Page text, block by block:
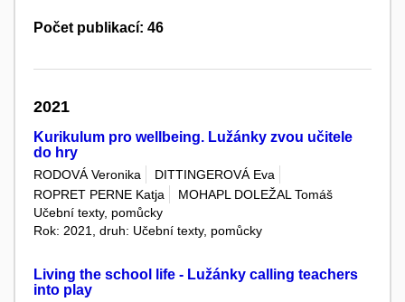
Počet publikací: 46
2021
Kurikulum pro wellbeing. Lužánky zvou učitele
do hry
RODOVÁ Veronika
DITTINGEROVÁ Eva
ROPRET PERNE Katja
MOHAPL DOLEŽAL Tomáš
Učební texty, pomůcky
Rok: 2021, druh: Učební texty, pomůcky
Living the school life - Lužánky calling teachers
into play